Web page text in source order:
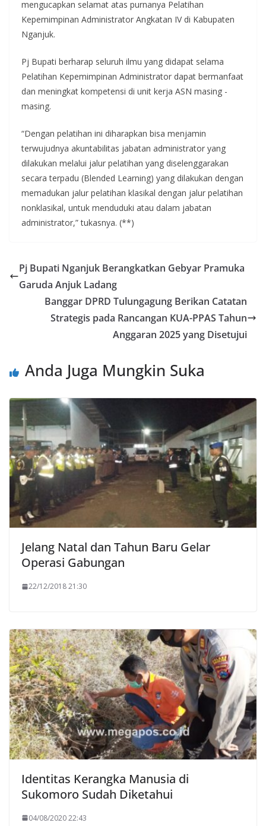
mengucapkan selamat atas purnanya Pelatihan
Kepemimpinan Administrator Angkatan IV di Kabupaten
Nganjuk.
Pj Bupati berharap seluruh ilmu yang didapat selama
Pelatihan Kepemimpinan Administrator dapat bermanfaat
dan meningkat kompetensi di unit kerja ASN masing -
masing.
“Dengan pelatihan ini diharapkan bisa menjamin
terwujudnya akuntabilitas jabatan administrator yang
dilakukan melalui jalur pelatihan yang diselenggarakan
secara terpadu (Blended Learning) yang dilakukan dengan
memadukan jalur pelatihan klasikal dengan jalur pelatihan
nonklasikal, untuk menduduki atau dalam jabatan
administrator,” tukasnya. (**)
Pj Bupati Nganjuk Berangkatkan Gebyar Pramuka
Garuda Anjuk Ladang
Banggar DPRD Tulungagung Berikan Catatan
Strategis pada Rancangan KUA-PPAS Tahun
Anggaran 2025 yang Disetujui
Anda Juga Mungkin Suka
Jelang Natal dan Tahun Baru Gelar
Operasi Gabungan
22/12/2018 21:30
Identitas Kerangka Manusia di
Sukomoro Sudah Diketahui
04/08/2020 22:43